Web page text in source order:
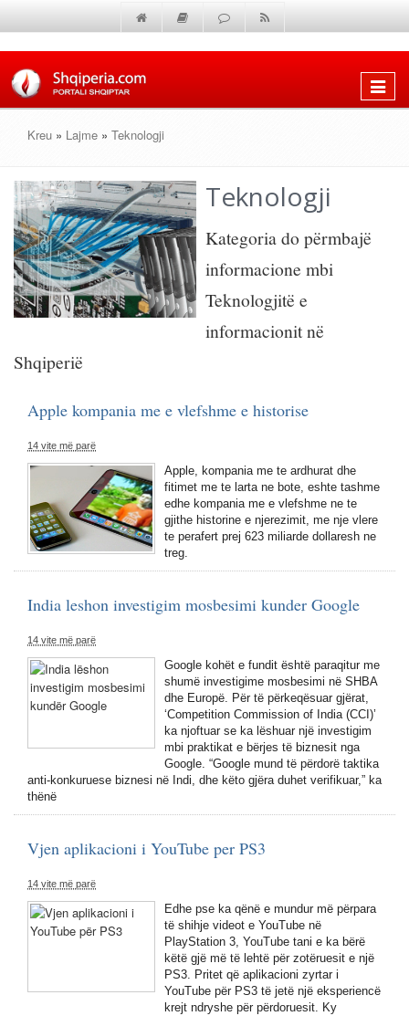
Shfaq
Kreu » Lajme » Teknologji
Teknologji
Kategoria do përmbajë
informacione mbi
Teknologjitë e
informacionit në
Shqiperië
Apple kompania me e vlefshme e historise
14 vite më parë
Apple, kompania me te ardhurat dhe
fitimet me te larta ne bote, eshte tashme
edhe kompania me e vlefshme ne te
gjithe historine e njerezimit, me nje vlere
te perafert prej 623 miliarde dollaresh ne
treg.
India leshon investigim mosbesimi kunder Google
14 vite më parë
Google kohët e fundit është paraqitur me
shumë investigime mosbesimi në SHBA
dhe Europë. Për të përkeqësuar gjërat,
‘Competition Commission of India (CCI)’
ka njoftuar se ka lëshuar një investigim
mbi praktikat e bërjes të biznesit nga
Google. “Google mund të përdorë taktika
anti-konkuruese biznesi në Indi, dhe këto gjëra duhet verifikuar,” ka
thënë
Vjen aplikacioni i YouTube per PS3
14 vite më parë
Edhe pse ka qënë e mundur më përpara
të shihje videot e YouTube në
PlayStation 3, YouTube tani e ka bërë
këtë gjë më të lehtë për zotëruesit e një
PS3. Pritet që aplikacioni zyrtar i
YouTube për PS3 të jetë një eksperiencë
krejt ndryshe për përdoruesit. Ky